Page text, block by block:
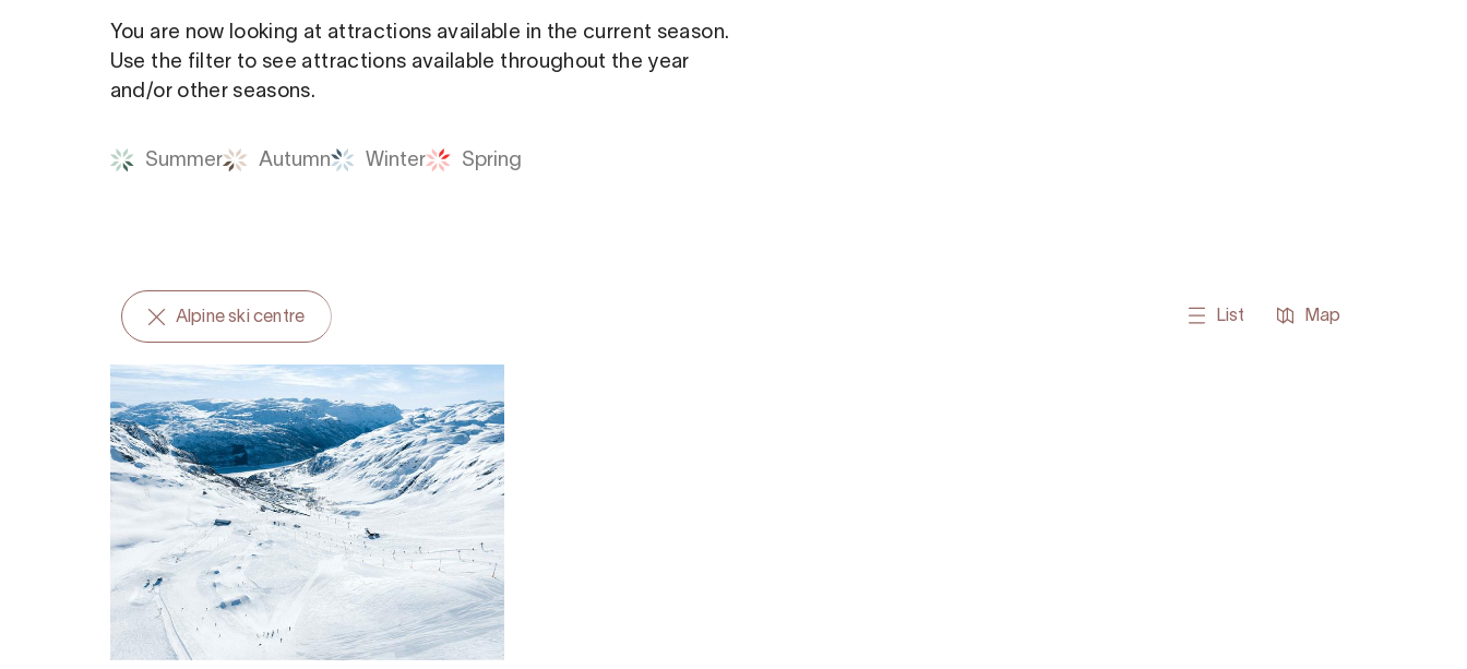
You are now looking at attractions available in the current season.
Use the filter to see attractions available throughout the year
and/or other seasons.
Summer Autumn Winter Spring
Alpine ski centre List Map